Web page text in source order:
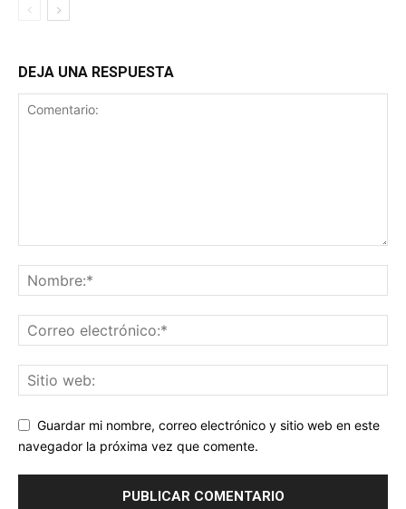
DEJA UNA RESPUESTA
Guardar mi nombre, correo electrónico y sitio web en este
navegador la próxima vez que comente.